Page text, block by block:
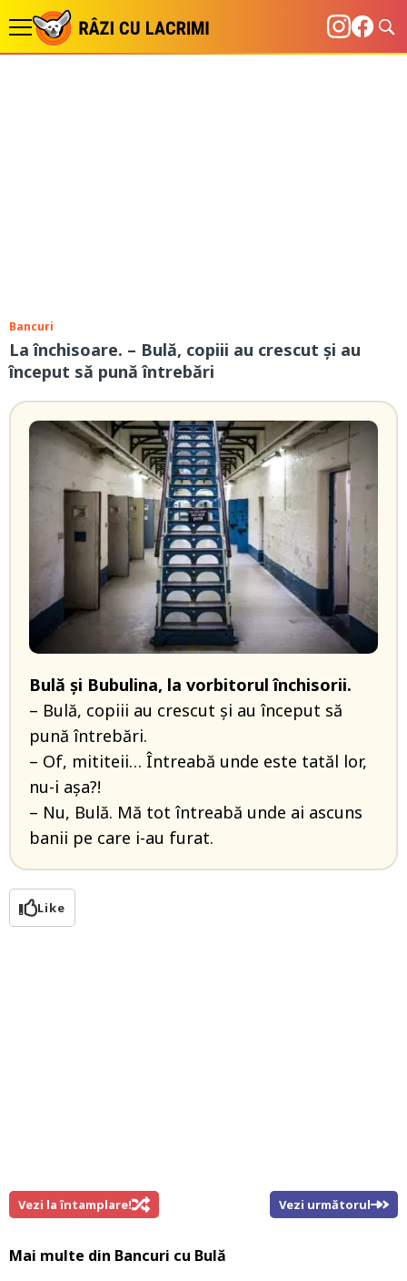
Bancuri
La închisoare. – Bulă, copiii au crescut și au
început să pună întrebări
Bulă și Bubulina, la vorbitorul închisorii.
– Bulă, copiii au crescut și au început să
pună întrebări.
– Of, mititeii… Întreabă unde este tatăl lor,
nu-i așa?!
– Nu, Bulă. Mă tot întreabă unde ai ascuns
banii pe care i-au furat.
Like
Vezi la întamplare! Vezi următorul
Mai multe din Bancuri cu Bulă